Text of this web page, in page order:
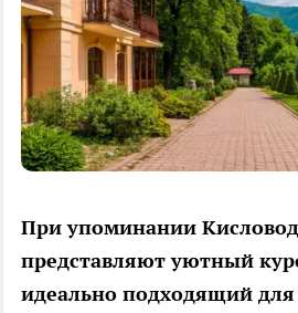
При упоминании
представляют уютный
идеально подходящий